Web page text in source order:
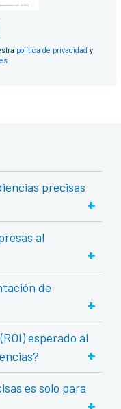
política de privacidad y
precisas
+
al
+
de
+
esperado al
+
es solo para
+